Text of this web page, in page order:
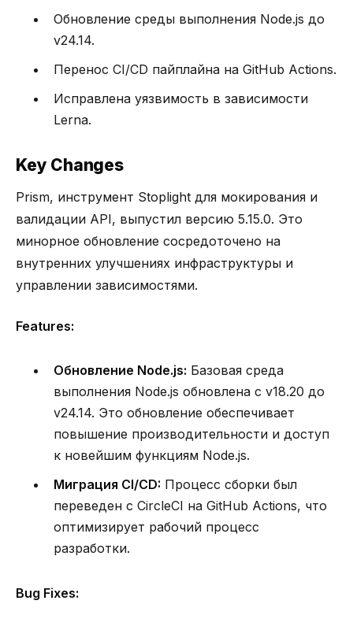
Обновление среды выполнения Node.js до
v24.14.
Перенос CI/CD пайплайна на GitHub Actions.
Исправлена уязвимость в зависимости
Lerna.
Key Changes
Prism, инструмент Stoplight для мокирования и
валидации API, выпустил версию 5.15.0. Это
минорное обновление сосредоточено на
внутренних улучшениях инфраструктуры и
управлении зависимостями.
Features:
Обновление Node.js: Базовая среда
выполнения Node.js обновлена с v18.20 до
v24.14. Это обновление обеспечивает
повышение производительности и доступ
к новейшим функциям Node.js.
Миграция CI/CD: Процесс сборки был
переведен с CircleCI на GitHub Actions, что
оптимизирует рабочий процесс
разработки.
Bug Fixes: